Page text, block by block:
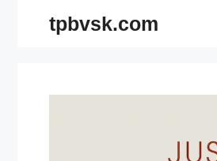
tpbvsk.com